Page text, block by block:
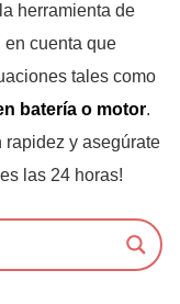
herramienta de
en cuenta que
tales como
batería o motor.
rapidez y asegúrate
las 24 horas!